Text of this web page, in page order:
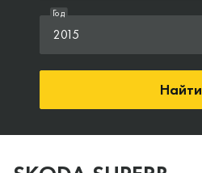
2015
Год
Найти